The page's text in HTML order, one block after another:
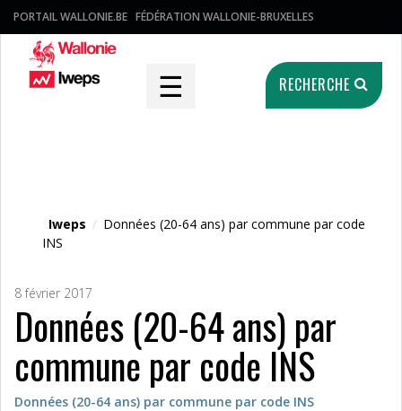
PORTAIL WALLONIE.BE FÉDÉRATION WALLONIE-BRUXELLES
☰ RECHERCHE
Iweps / Données (20-64 ans) par commune par code
INS
8 février 2017
Données (20-64 ans) par
commune par code INS
Données (20-64 ans) par commune par code INS